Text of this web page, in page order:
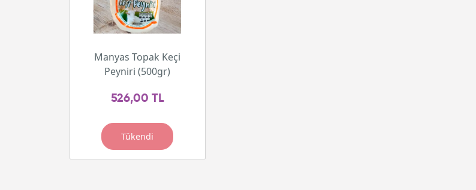
Manyas Topak Keçi
Peyniri (500gr)
526,00 TL
Tükendi